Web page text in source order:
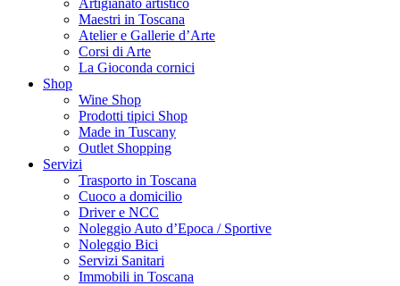
Artigianato artistico
Maestri in Toscana
Atelier e Gallerie d’Arte
Corsi di Arte
La Gioconda cornici
Shop
Wine Shop
Prodotti tipici Shop
Made in Tuscany
Outlet Shopping
Servizi
Trasporto in Toscana
Cuoco a domicilio
Driver e NCC
Noleggio Auto d’Epoca / Sportive
Noleggio Bici
Servizi Sanitari
Immobili in Toscana